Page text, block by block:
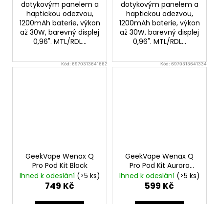
dotykovým panelem a
haptickou odezvou,
1200mAh baterie, výkon
až 30W, barevný displej
0,96". MTL/RDL...
dotykovým panelem a
haptickou odezvou,
1200mAh baterie, výkon
až 30W, barevný displej
0,96". MTL/RDL...
Kód:6970313641662
GeekVape Wenax Q
Pro Pod Kit Black
Ihned k odeslání (>5 ks)
749 Kč
Kód:6970313641334
GeekVape Wenax Q
Pro Pod Kit Aurora
Green
Ihned k odeslání (>5 ks)
599 Kč